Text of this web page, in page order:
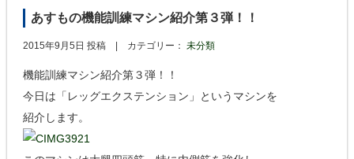
あすもの機能訓練マシン紹介第３弾！！
2015年9月5日 投稿 | カテゴリー：未分類
機能訓練マシン紹介第３弾！！
今日は「レッグエクステンション」というマシンを
紹介します。